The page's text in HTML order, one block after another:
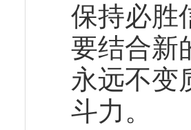
保持必胜
要结合新
永远不变
斗力。